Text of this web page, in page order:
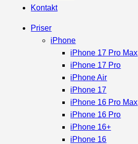
Kontakt
Priser
iPhone
iPhone 17 Pro Max
iPhone 17 Pro
iPhone Air
iPhone 17
iPhone 16 Pro Max
iPhone 16 Pro
iPhone 16+
iPhone 16